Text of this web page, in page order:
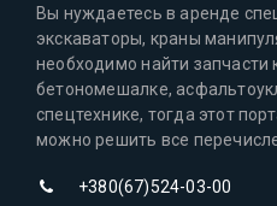
Вы нуждаетесь в аренде
экскаваторы, краны
необходимо найти запчасти
бетономешалке,
спецтехнике, тогда этот
можно решить все
+380(67)524-03-00